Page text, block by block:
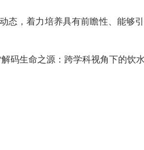
态，着力培养具有前瞻性、能够
解码生命之源：跨学科视角下的饮